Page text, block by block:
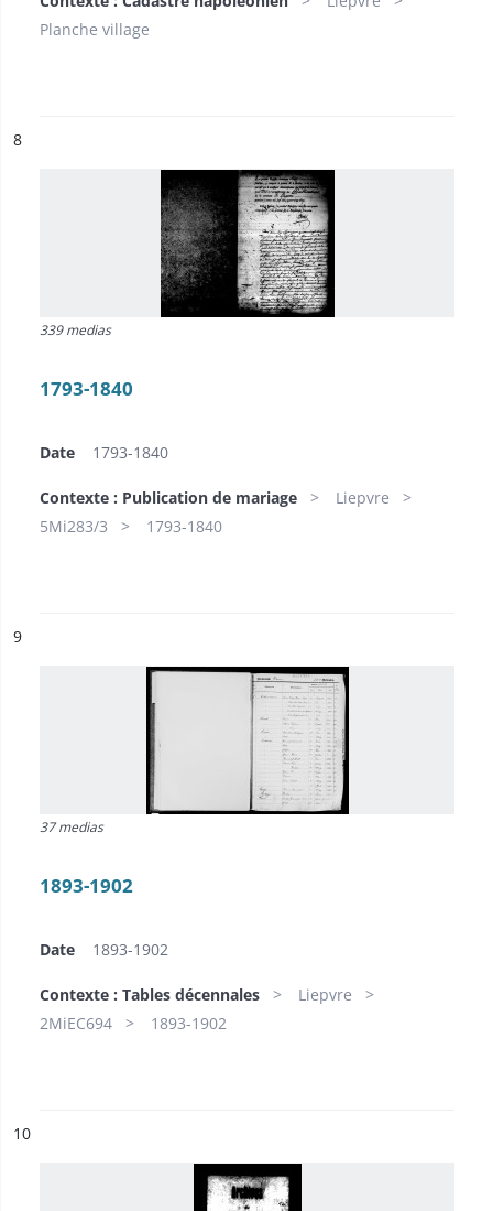
Planche village
n°
8
339 medias
1793-1840
Date 1793-1840
Contexte : Publication de mariage
Liepvre
5Mi283/3
1793-1840
n°
9
37 medias
1893-1902
Date 1893-1902
Contexte : Tables décennales
Liepvre
2MiEC694
1893-1902
n°
10